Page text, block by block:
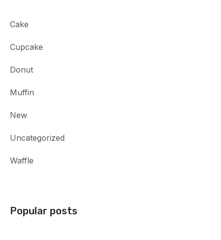
Cake
Cupcake
Donut
Muffin
New
Uncategorized
Waffle
Popular posts